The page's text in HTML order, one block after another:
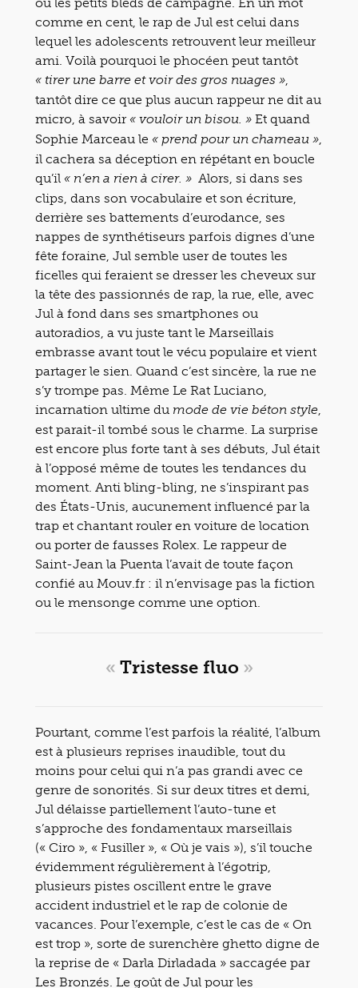
comme en cent, le rap de Jul est celui dans
lequel les adolescents retrouvent leur meilleur
ami. Voilà pourquoi le phocéen peut tantôt
« tirer une barre et voir des gros nuages »
tantôt dire ce que plus aucun rappeur ne dit au
micro, à savoir « vouloir un bisou. » Et quand
Sophie Marceau le « prend pour un chameau »
il cachera sa déception en répétant en boucle
qu’il « n’en a rien à cirer. » Alors, si dans ses
clips, dans son vocabulaire et son écriture,
derrière ses battements d’eurodance, ses
nappes de synthétiseurs parfois dignes d’une
fête foraine, Jul semble user de toutes les
ficelles qui feraient se dresser les cheveux sur
la tête des passionnés de rap, la rue, elle, avec
Jul à fond dans ses smartphones ou
autoradios, a vu juste tant le Marseillais
embrasse avant tout le vécu populaire et vient
partager le sien. Quand c’est sincère, la rue ne
s’y trompe pas. Même Le Rat Luciano,
incarnation ultime du mode de vie béton style
est parait-il tombé sous le charme. La surprise
est encore plus forte tant à ses débuts, Jul était
à l’opposé même de toutes les tendances du
moment. Anti bling-bling, ne s’inspirant pas
des États-Unis, aucunement influencé par la
trap et chantant rouler en voiture de location
ou porter de fausses Rolex. Le rappeur de
Saint-Jean la Puenta l’avait de toute façon
confié au Mouv.fr : il n’envisage pas la fiction
ou le mensonge comme une option.
« Tristesse fluo »
Pourtant, comme l’est parfois la réalité, l’album
est à plusieurs reprises inaudible, tout du
moins pour celui qui n’a pas grandi avec ce
genre de sonorités. Si sur deux titres et demi,
Jul délaisse partiellement l’auto-tune et
s’approche des fondamentaux marseillais
(« Ciro », « Fusiller », « Où je vais »), s’il touche
évidemment régulièrement à l’égotrip,
plusieurs pistes oscillent entre le grave
accident industriel et le rap de colonie de
vacances. Pour l’exemple, c’est le cas de « On
est trop », sorte de surenchère ghetto digne de
la reprise de « Darla Dirladada » saccagée par
Les Bronzés. Le goût de Jul pour les